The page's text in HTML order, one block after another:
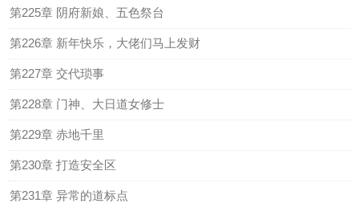
第225章 阴府新娘、五色祭台
第226章 新年快乐，大佬们马上发财
第227章 交代琐事
第228章 门神、大日道女修士
第229章 赤地千里
第230章 打造安全区
第231章 异常的道标点